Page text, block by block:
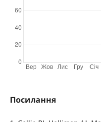
Посилання